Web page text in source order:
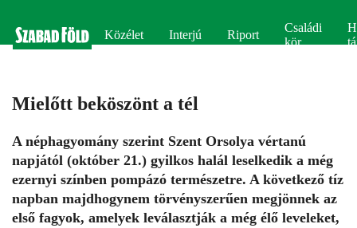
Közélet Interjú Riport
Családi
kör
Mielőtt beköszönt a tél
A néphagyomány szerint Szent Orsolya vértanú
napjától (október 21.) gyilkos halál leselkedik a még
ezernyi színben pompázó természetre. A következő tíz
napban majdhogynem törvényszerűen megjönnek az
első fagyok, amelyek leválasztják a még élő leveleket,